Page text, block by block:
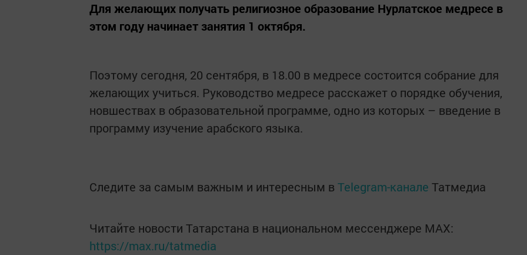
Для желающих получать религиозное образование Нурлатское медресе в
этом году начинает занятия 1 октября.
Поэтому сегодня, 20 сентября, в 18.00 в медресе состоится собрание для
желающих учиться. Руководство медресе расскажет о порядке обучения,
новшествах в образовательной программе, одно из которых – введение в
программу изучение арабского языка.
Следите за самым важным и интересным в Telegram-канале Татмедиа
Читайте новости Татарстана в национальном мессенджере MАХ:
https://max.ru/tatmedia